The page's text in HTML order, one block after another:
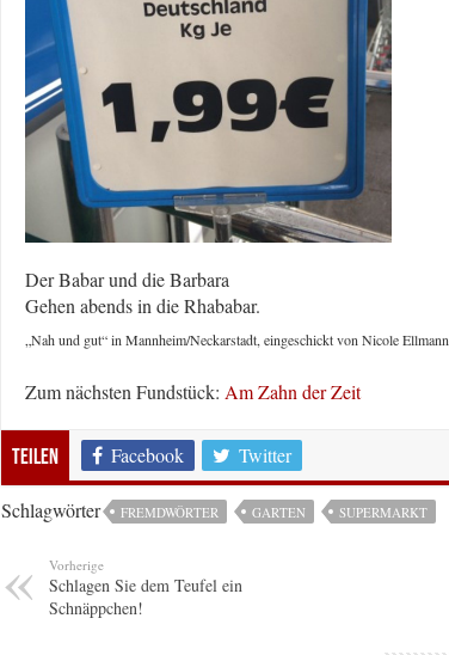
Der Babar und die Barbara
Gehen abends in die Rhababar.
„Nah und gut“ in Mannheim/Neckarstadt, eingeschickt von Nicole Ellmann
Zum nächsten Fundstück: Am Zahn der Zeit
Teilen Facebook Twitter
Schlagwörter FREMDWÖRTER GARTEN SUPERMARKT
Vorherige
Schlagen Sie dem Teufel ein
Schnäppchen!